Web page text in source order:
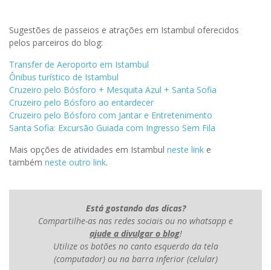
Sugestões de passeios e atrações em Istambul oferecidos
pelos parceiros do blog:
Transfer de Aeroporto em Istambul
Ônibus turístico de Istambul
Cruzeiro pelo Bósforo + Mesquita Azul + Santa Sofia
Cruzeiro pelo Bósforo ao entardecer
Cruzeiro pelo Bósforo com Jantar e Entretenimento
Santa Sofia: Excursão Guiada com Ingresso Sem Fila
Mais opções de atividades em Istambul neste link e
também neste outro link.
Está gostando das dicas?
Compartilhe-as nas redes sociais ou no whatsapp e
ajude a divulgar o blog!
Utilize os botões no canto esquerdo da tela
(computador) ou na barra inferior (celular)